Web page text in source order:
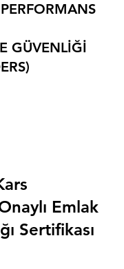
GÜVENLİĞİ
Emlak
Sertifikası